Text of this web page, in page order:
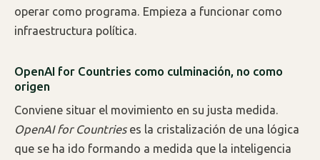
operar como programa. Empieza a funcionar como
infraestructura política.
OpenAI for Countries como culminación, no como
origen
Conviene situar el movimiento en su justa medida.
OpenAI for Countrieses la cristalización de una lógica
que se ha ido formando a medida que la inteligencia